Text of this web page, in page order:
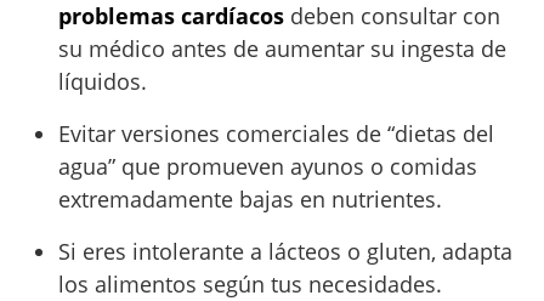
problemas cardíacos deben consultar con
su médico antes de aumentar su ingesta de
líquidos.
Evitar versiones comerciales de “dietas del
agua” que promueven ayunos o comidas
extremadamente bajas en nutrientes.
Si eres intolerante a lácteos o gluten, adapta
los alimentos según tus necesidades.